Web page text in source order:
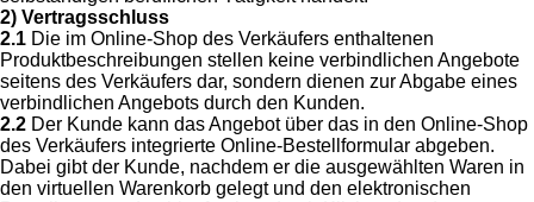
2) Vertragsschluss
2.1 Die im Online-Shop des Verkäufers enthaltenen
Produktbeschreibungen stellen keine verbindlichen Angebote
seitens des Verkäufers dar, sondern dienen zur Abgabe eines
verbindlichen Angebots durch den Kunden.
2.2 Der Kunde kann das Angebot über das in den Online-Shop
des Verkäufers integrierte Online-Bestellformular abgeben.
Dabei gibt der Kunde, nachdem er die ausgewählten Waren in
den virtuellen Warenkorb gelegt und den elektronischen